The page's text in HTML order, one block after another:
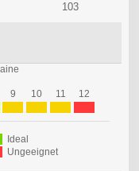
103
9 10 11 12
Ideal
Ungeeignet